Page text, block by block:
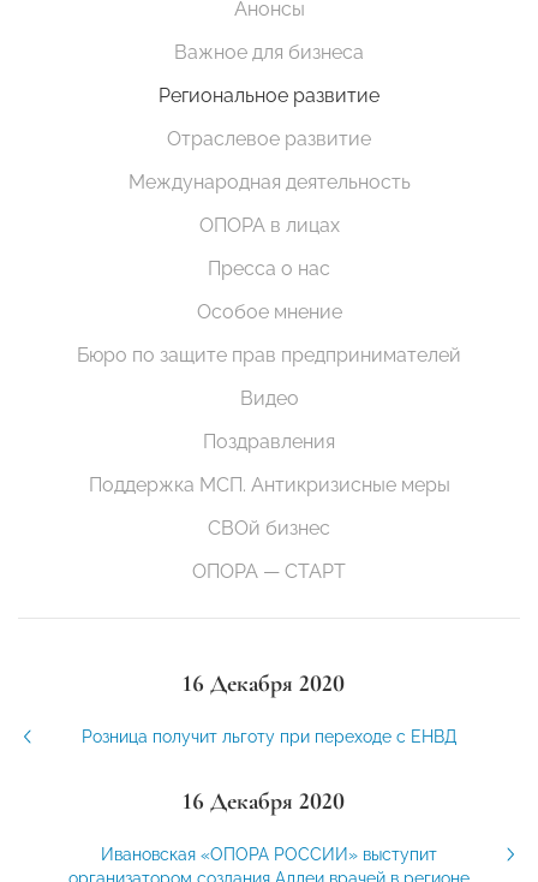
Анонсы
Важное для бизнеса
Региональное развитие
Отраслевое развитие
Международная деятельность
ОПОРА в лицах
Пресса о нас
Особое мнение
Бюро по защите прав предпринимателей
Видео
Поздравления
Поддержка МСП. Антикризисные меры
СВОй бизнес
ОПОРА — СТАРТ
16 Декабря 2020
Розница получит льготу при переходе с ЕНВД
16 Декабря 2020
Ивановская «ОПОРА РОССИИ» выступит